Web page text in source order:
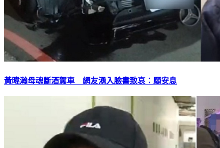
黃暐瀚母魂斷酒駕車 網友湧入臉書致哀：願安息